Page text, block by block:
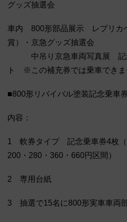
グッズ抽選会
車内 800形部品展示 レプリカ
賞）・京急グッズ抽選会
中吊り京急車両写真展 記念
ト ※この補充券では乗車できま
■800形リバイバル塗装記念乗車
内容：
1 軟券タイプ 記念乗車券4枚（
200・280・360・660円区間）
2 専用台紙
3 抽選で15名に800形実車車両